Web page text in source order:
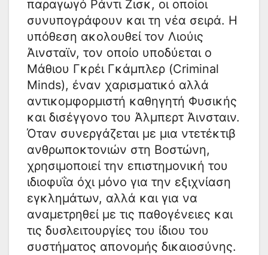
παραγωγό Ράντι Ζισκ, οι οποίοι
συνυπογράφουν και τη νέα σειρά. Η
υπόθεση ακολουθεί τον Λιούις
Άινσταϊν, τον οποίο υποδύεται ο
Μάθιου Γκρέι Γκάμπλερ (Criminal
Minds), έναν χαρισματικό αλλά
αντικομφορμιστή καθηγητή Φυσικής
και δισέγγονο του Άλμπερτ Άινσταιν.
Όταν συνεργάζεται με μια ντετέκτιβ
ανθρωποκτονιών στη Βοστώνη,
χρησιμοποιεί την επιστημονική του
ιδιοφυΐα όχι μόνο για την εξιχνίαση
εγκλημάτων, αλλά και για να
αναμετρηθεί με τις παθογένειες και
τις δυσλειτουργίες του ίδιου του
συστήματος απονομής δικαιοσύνης.